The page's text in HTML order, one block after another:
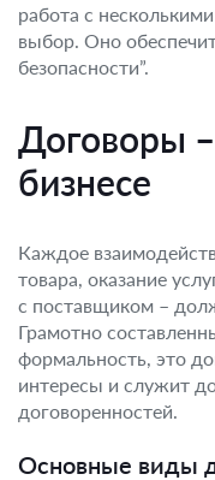
работа с
выбор. Оно
безопасности”.
Договоры
бизнесе
Каждое
товара, оказание
с поставщиком –
Грамотно
формальность, это
интересы и служит
договоренностей.
Основные виды